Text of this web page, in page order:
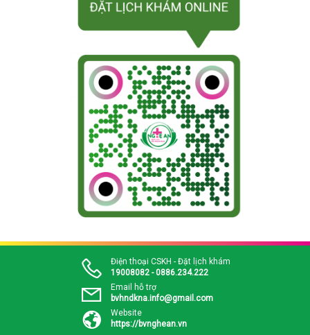
Điện thoại CSKH - Đặt lịch khám
19008082 - 0886.234.222
Email hỗ trợ
bvhndkna.info@gmail.com
Website
https://bvnghean.vn